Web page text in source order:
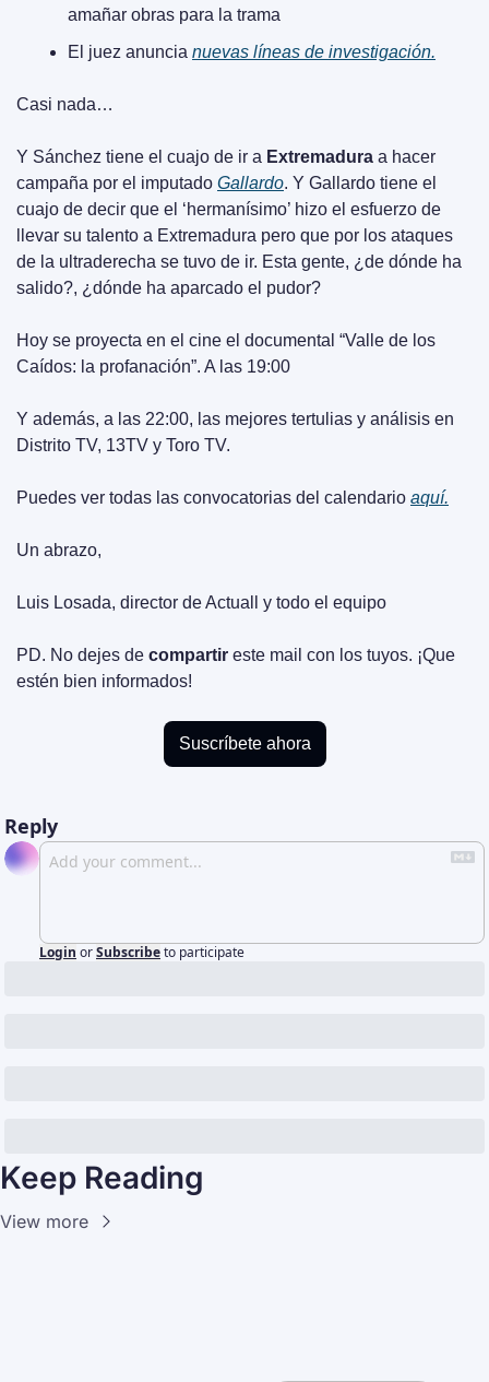
amañar obras para la trama
El juez anuncia nuevas líneas de investigación.
Casi nada…
Y Sánchez tiene el cuajo de ir a Extremadura a hacer
campaña por el imputado Gallardo. Y Gallardo tiene el
cuajo de decir que el ‘hermanísimo’ hizo el esfuerzo de
llevar su talento a Extremadura pero que por los ataques
de la ultraderecha se tuvo de ir. Esta gente, ¿de dónde ha
salido?, ¿dónde ha aparcado el pudor?
Hoy se proyecta en el cine el documental “Valle de los
Caídos: la profanación”. A las 19:00
Y además, a las 22:00, las mejores tertulias y análisis en
Distrito TV, 13TV y Toro TV.
Puedes ver todas las convocatorias del calendario aquí.
Un abrazo,
Luis Losada, director de Actuall y todo el equipo
PD. No dejes de compartir este mail con los tuyos. ¡Que
estén bien informados!
Suscríbete ahora
Reply
Login orSubscribeto participate
Keep Reading
View more